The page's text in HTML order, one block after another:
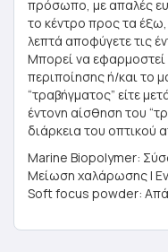
πρόσωπο, με απαλές
το κέντρο προς τα έξω,
λεπτά αποφύγετε τις
Μπορεί να εφαρμοστεί
περιποίησης ή/και το
“τραβήγματος” είτε
έντονη αίσθηση του
διάρκεια του οπτικού
Marine Biopolymer:
Μείωση χαλάρωσης |
Soft focus powder: